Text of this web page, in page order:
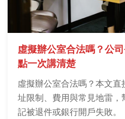
虛擬辦公室合法嗎？公
點一次講清楚
虛擬辦公室合法嗎？本文
址限制、費用與常見地雷
記被退件或銀行開戶失敗。